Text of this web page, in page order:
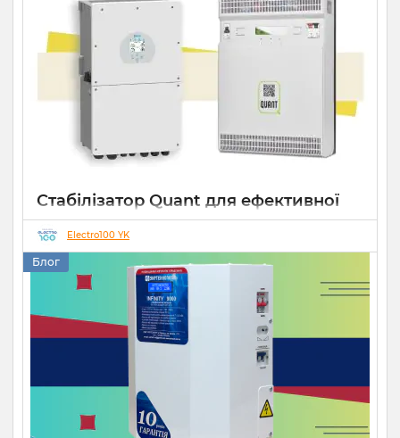
Стабілізатор Quant для ефективної
роботи СЕС
Electro100 YK
Блог